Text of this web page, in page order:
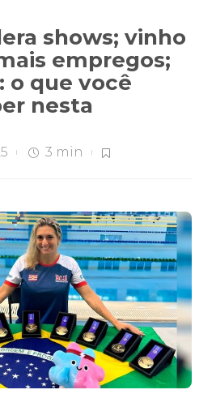
shows; vinho
empregos;
o que você
nesta
3 min